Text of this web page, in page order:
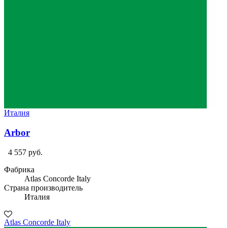
Италия
Arbor
4 557 руб.
Фабрика
Atlas Concorde Italy
Страна производитель
Италия
Atlas Concorde Italy